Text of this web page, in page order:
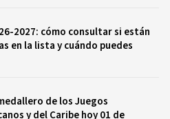
2027: cómo consultar si están
en la lista y cuándo puedes
de los Juegos
y del Caribe hoy 01 de